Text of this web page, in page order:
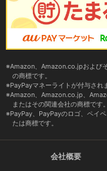
Amazon、Amazon.co.jpおよび
の商標です。
PayPayマネーライトが付与され
Amazon、Amazon.co.jp、
またはその関連会社の商標です。
PayPay、PayPayのロゴ、ペイ
たは商標です。
会社概要